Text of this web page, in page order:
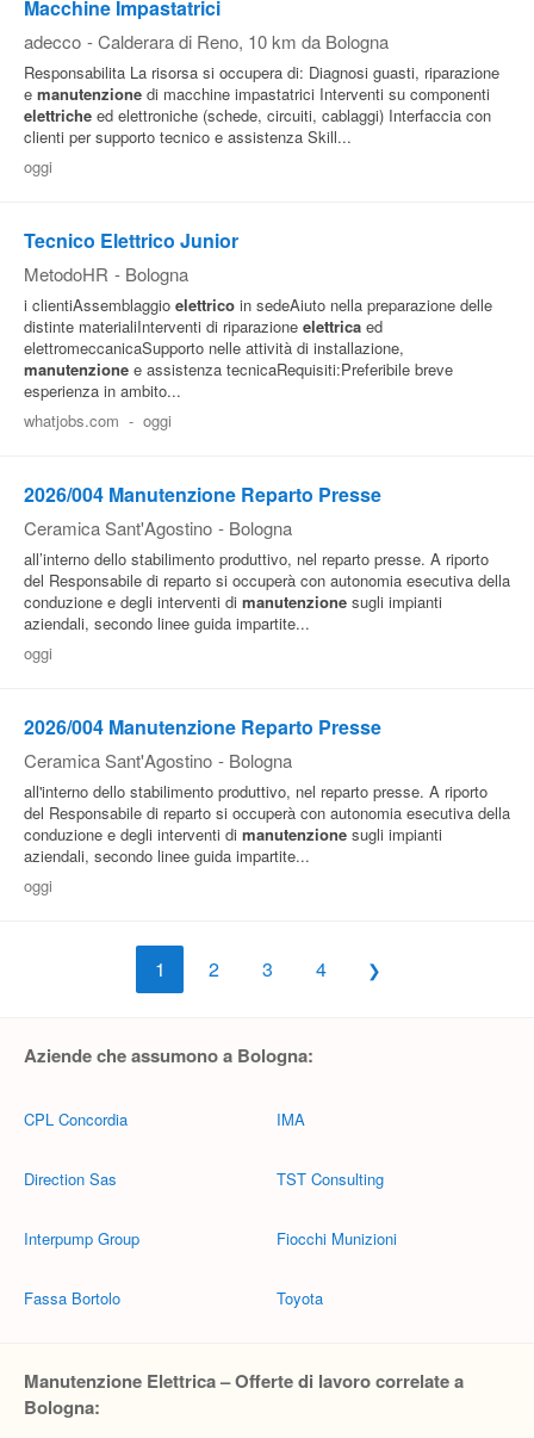
Macchine Impastatrici
adecco - Calderara di Reno, 10 km da Bologna
Responsabilita La risorsa si occupera di: Diagnosi guasti, riparazione
e manutenzione di macchine impastatrici Interventi su componenti
elettriche ed elettroniche (schede, circuiti, cablaggi) Interfaccia con
clienti per supporto tecnico e assistenza Skill...
oggi
Tecnico Elettrico Junior
MetodoHR - Bologna
i clientiAssemblaggio elettrico in sedeAiuto nella preparazione delle
distinte materialiInterventi di riparazione elettrica ed
elettromeccanicaSupporto nelle attività di installazione,
manutenzione e assistenza tecnicaRequisiti:Preferibile breve
esperienza in ambito...
whatjobs.com - oggi
2026/004 Manutenzione Reparto Presse
Ceramica Sant'Agostino - Bologna
all’interno dello stabilimento produttivo, nel reparto presse. A riporto
del Responsabile di reparto si occuperà con autonomia esecutiva della
conduzione e degli interventi di manutenzione sugli impianti
aziendali, secondo linee guida impartite...
oggi
2026/004 Manutenzione Reparto Presse
Ceramica Sant'Agostino - Bologna
all'interno dello stabilimento produttivo, nel reparto presse. A riporto
del Responsabile di reparto si occuperà con autonomia esecutiva della
conduzione e degli interventi di manutenzione sugli impianti
aziendali, secondo linee guida impartite...
oggi
1 2 3 4
Aziende che assumono a Bologna:
CPL Concordia
Direction Sas
Interpump Group
Fassa Bortolo
IMA
TST Consulting
Fiocchi Munizioni
Toyota
Manutenzione Elettrica – Offerte di lavoro correlate a
Bologna: